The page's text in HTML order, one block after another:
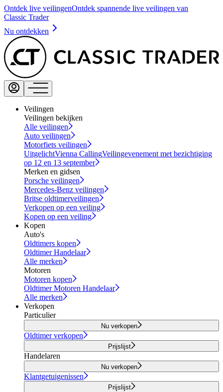
Ontdek live veilingenOntdek spannende live veilingen van
Classic Trader
Nu ontdekken
Veilingen
Veilingen bekijken
Alle veilingen
Auto veilingen
Motorfiets veilingen
UitgelichtVienna CallingVeilingevenement met bezichtiging
op 12 en 13 september
Merken en gidsen
Porsche veilingen
Mercedes-Benz veilingen
Britse oldtimerveilingen
Verkopen op een veiling
Kopen op een veiling
Kopen
Auto's
Oldtimers kopen
Oldtimer Handelaar
Alle merken
Motoren
Motoren kopen
Oldtimer Motoren Handelaar
Alle merken
Verkopen
Particulier
Nu verkopen
Oldtimer verkopen
Prijslijst
Handelaren
Nu verkopen
Klantgetuigenissen
Prijslijst